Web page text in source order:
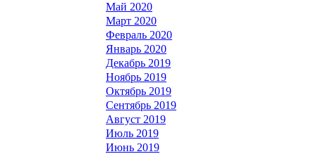
Май 2020
Март 2020
Февраль 2020
Январь 2020
Декабрь 2019
Ноябрь 2019
Октябрь 2019
Сентябрь 2019
Август 2019
Июль 2019
Июнь 2019